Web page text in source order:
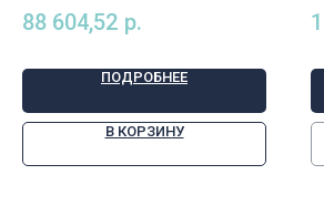
пероксида водорода),
потенц., арт. 15015PW
88 604,52 р.
ПОДРОБНЕЕ
В КОРЗИНУ